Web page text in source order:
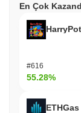
En Çok
#616
55.28%
ETHGas